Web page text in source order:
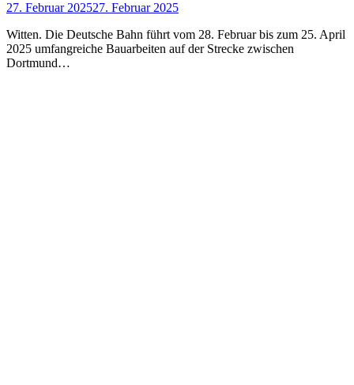
27. Februar 202527. Februar 2025
Witten. Die Deutsche Bahn führt vom 28. Februar bis zum 25. April
2025 umfangreiche Bauarbeiten auf der Strecke zwischen
Dortmund…